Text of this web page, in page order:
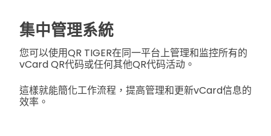
集中管理系統
您可以使用QR TIGER在同一平台上管理和监控所有的
vCard QR代码或任何其他QR代码活动。
這樣就能簡化工作流程，提高管理和更新vCard信息的
效率。